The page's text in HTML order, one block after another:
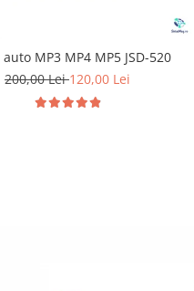
MP3 MP4 MP5 JSD-520
200,00 Lei120,00 Lei